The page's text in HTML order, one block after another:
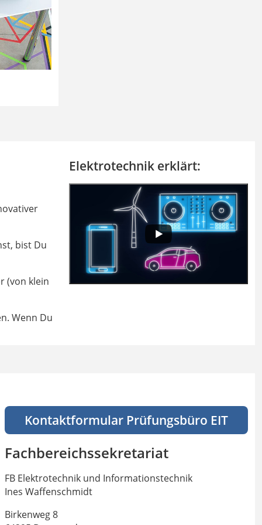
bist Du
(von klein
Wenn Du
Elektrotechnik erklärt:
Kontaktformular Prüfungsbüro EIT
Fachbereichssekretariat
FB Elektrotechnik und Informationstechnik
Ines Waffenschmidt
Birkenweg 8